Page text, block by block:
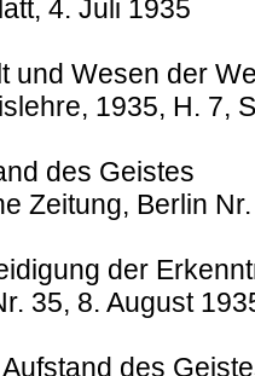
4. Juli 1935
und Wesen der
1935, H. 7,
des Geistes
Zeitung, Berlin
der
35, 8. August
des